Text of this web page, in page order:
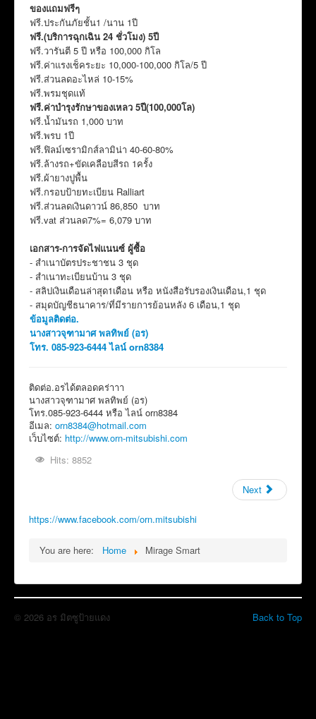
ของแถมฟรีๆ
ฟรี.ประกันภัยชั้น1 /นาน 1ปี
ฟรี.(บริการฉุกเฉิน 24 ชั่วโมง) 5ปี
ฟรี.วารันตี 5 ปี หรือ 100,000 กิโล
ฟรี.ค่าแรงเช็คระยะ 10,000-100,000 กิโล/5 ปี
ฟรี.ส่วนลดอะไหล่ 10-15%
ฟรี.พรมชุดแท้
ฟรี.ค่าบำรุงรักษาของเหลว 5ปี(100,000โล)
ฟรี.น้ำมันรถ 1,000 บาท
ฟรี.พรบ 1ปี
ฟรี.ฟิลม์เซรามิกส์ลามิน่า 40-60-80%
ฟรี.ล้างรถ+ขัดเคลือบสีรถ 1ครั้ง
ฟรี.ผ้ายางปูพื้น
ฟรี.กรอบป้ายทะเบียน Ralliart
ฟรี.ส่วนลดเงินดาวน์ 86,850 บาท
ฟรี.vat ส่วนลด7%= 6,079 บาท
เอกสาร-การจัดไฟแนนซ์ ผู้ซื้อ
- สำเนาบัตรประชาชน 3 ชุด
- สำเนาทะเบียนบ้าน 3 ชุด
- สลิปเงินเดือนล่าสุด1เดือน หรือ หนังสือรับรองเงินเดือน,1 ชุด
- สมุดบัญชีธนาคาร/ที่มีรายการย้อนหลัง 6 เดือน,1 ชุด
ข้อมูลติดต่อ.
นางสาวจุฑามาศ พลทิพย์ (อร)
โทร. 085-923-6444 ไลน์ orn8384
ติดต่อ.อรได้ตลอดคร่าาา
นางสาวจุฑามาศ พลทิพย์ (อร)
โทร.085-923-6444 หรือ ไลน์ orn8384
อีเมล: orn8384@hotmail.com
เว็บไซต์: http://www.orn-mitsubishi.com
Hits: 8852
Next
https://www.facebook.com/orn.mitsubishi
You are here: Home Mirage Smart
Back to Top
© 2026 อร มิตซูป้ายแดง